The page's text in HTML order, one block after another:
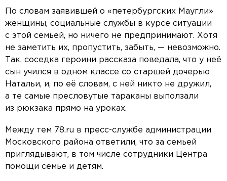
По словам заявившей о «петербургских Маугли»
женщины, социальные службы в курсе ситуации
с этой семьей, но ничего не предпринимают. Хотя
не заметить их, пропустить, забыть, — невозможно.
Так, соседка героини рассказа поведала, что у неё
сын учился в одном классе со старшей дочерью
Натальи, и, по её словам, с ней никто не дружил,
а те самые пресловутые тараканы выползали
из рюкзака прямо на уроках.
Между тем 78.ru в пресс-службе администрации
Московского района ответили, что за семьей
приглядывают, в том числе сотрудники Центра
помощи семье и детям.